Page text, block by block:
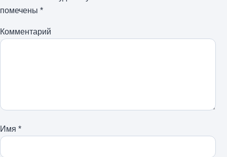
помечены *
Комментарий
Имя *